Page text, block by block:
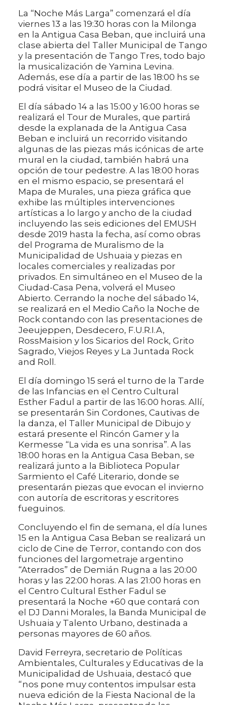
La “Noche Más Larga” comenzará el día
viernes 13 a las 19:30 horas con la Milonga
en la Antigua Casa Beban, que incluirá una
clase abierta del Taller Municipal de Tango
y la presentación de Tango Tres, todo bajo
la musicalización de Yamina Levina.
Además, ese día a partir de las 18:00 hs se
podrá visitar el Museo de la Ciudad.
El día sábado 14 a las 15:00 y 16:00 horas se
realizará el Tour de Murales, que partirá
desde la explanada de la Antigua Casa
Beban e incluirá un recorrido visitando
algunas de las piezas más icónicas de arte
mural en la ciudad, también habrá una
opción de tour pedestre. A las 18:00 horas
en el mismo espacio, se presentará el
Mapa de Murales, una pieza gráfica que
exhibe las múltiples intervenciones
artísticas a lo largo y ancho de la ciudad
incluyendo las seis ediciones del EMUSH
desde 2019 hasta la fecha, así como obras
del Programa de Muralismo de la
Municipalidad de Ushuaia y piezas en
locales comerciales y realizadas por
privados. En simultáneo en el Museo de la
Ciudad-Casa Pena, volverá el Museo
Abierto. Cerrando la noche del sábado 14,
se realizará en el Medio Caño la Noche de
Rock contando con las presentaciones de
Jeeujeppen, Desdecero, F.U.R.I.A,
RossMaision y los Sicarios del Rock, Grito
Sagrado, Viejos Reyes y La Juntada Rock
and Roll.
El día domingo 15 será el turno de la Tarde
de las Infancias en el Centro Cultural
Esther Fadul a partir de las 16:00 horas. Allí,
se presentarán Sin Cordones, Cautivas de
la danza, el Taller Municipal de Dibujo y
estará presente el Rincón Gamer y la
Kermesse “La vida es una sonrisa”. A las
18:00 horas en la Antigua Casa Beban, se
realizará junto a la Biblioteca Popular
Sarmiento el Café Literario, donde se
presentarán piezas que evocan el invierno
con autoría de escritoras y escritores
fueguinos.
Concluyendo el fin de semana, el día lunes
15 en la Antigua Casa Beban se realizará un
ciclo de Cine de Terror, contando con dos
funciones del largometraje argentino
“Aterrados” de Demián Rugna a las 20:00
horas y las 22:00 horas. A las 21:00 horas en
el Centro Cultural Esther Fadul se
presentará la Noche +60 que contará con
el DJ Danni Morales, la Banda Municipal de
Ushuaia y Talento Urbano, destinada a
personas mayores de 60 años.
David Ferreyra, secretario de Políticas
Ambientales, Culturales y Educativas de la
Municipalidad de Ushuaia, destacó que
“nos pone muy contentos impulsar esta
nueva edición de la Fiesta Nacional de la